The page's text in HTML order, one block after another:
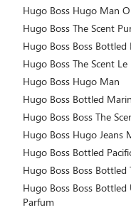
Hugo Boss Hugo Man
Hugo Boss The Scent
Hugo Boss Boss Bottled
Hugo Boss The Scent
Hugo Boss Hugo Man
Hugo Boss Bottled
Hugo Boss Boss The
Hugo Boss Hugo Jeans
Hugo Boss Bottled
Hugo Boss Boss Bottled
Hugo Boss Boss Bottled
Parfum